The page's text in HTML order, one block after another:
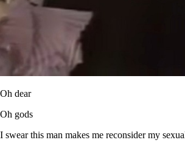
Oh dear
Oh gods
I swear this man makes me reconsider my